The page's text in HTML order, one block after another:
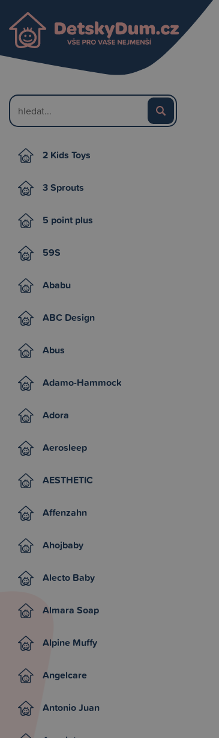
2 Kids Toys
3 Sprouts
5 point plus
59S
Ababu
ABC Design
Abus
Adamo-Hammock
Adora
Aerosleep
AESTHETIC
Affenzahn
Ahojbaby
Alecto Baby
Almara Soap
Alpine Muffy
Angelcare
Antonio Juan